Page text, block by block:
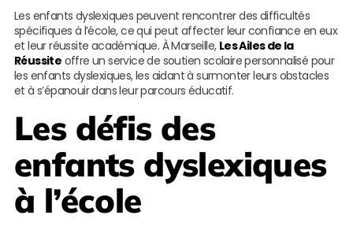
Les enfants dyslexiques peuvent rencontrer des difficultés
spécifiques à l’école, ce qui peut affecter leur confiance en eux
et leur réussite académique. À Marseille, Les Ailes de la
Réussite offre un service de soutien scolaire personnalisé pour
les enfants dyslexiques, les aidant à surmonter leurs obstacles
et à s’épanouir dans leur parcours éducatif.
Les défis des
enfants dyslexiques
à l’école